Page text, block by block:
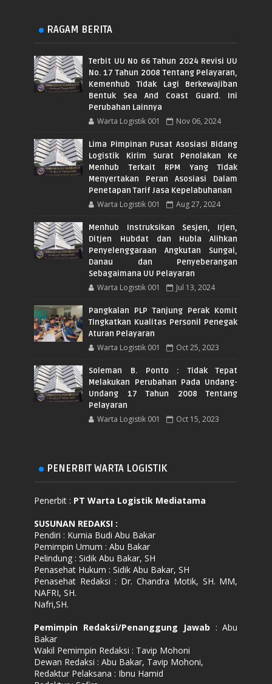
RAGAM BERITA
Terbit UU No 66 Tahun 2024 Revisi UU
No. 17 Tahun 2008 Tentang Pelayaran,
Kemenhub Tidak Lagi Berkewajiban
Bentuk Sea And Coast Guard. Ini
Perubahan Lainnya
Warta Logistik 001 Nov 06, 2024
Lima Pimpinan Pusat Asosiasi Bidang
Logistik Kirim Surat Penolakan Ke
Menhub Terkait RPM Yang Tidak
Menyertakan Peran Asosiasi Dalam
Penetapan Tarif Jasa Kepelabuhanan
Warta Logistik 001 Aug 27, 2024
Menhub Instruksikan Sesjen, Irjen,
Ditjen Hubdat dan Hubla Alihkan
Penyelenggaraan Angkutan Sungai,
Danau dan Penyeberangan
Sebagaimana UU Pelayaran
Warta Logistik 001 Jul 13, 2024
Pangkalan PLP Tanjung Perak Komit
Tingkatkan Kualitas Personil Penegak
Aturan Pelayaran
Warta Logistik 001 Oct 25, 2023
Soleman B. Ponto : Tidak Tepat
Melakukan Perubahan Pada Undang-
Undang 17 Tahun 2008 Tentang
Pelayaran
Warta Logistik 001 Oct 15, 2023
PENERBIT WARTA LOGISTIK
Penerbit : PT Warta Logistik Mediatama
SUSUNAN REDAKSI :
Pendiri : Kurnia Budi Abu Bakar
Pemimpin Umum : Abu Bakar
Pelindung : Sidik Abu Bakar, SH
Penasehat Hukum : Sidik Abu Bakar, SH
Penasehat Redaksi : Dr. Chandra Motik, SH. MM,
NAFRI, SH.
Nafri,SH.
Pemimpin Redaksi/Penanggung Jawab : Abu
Bakar
Wakil Pemimpin Redaksi : Tavip Mohoni
Dewan Redaksi : Abu Bakar, Tavip Mohoni,
Redaktur Pelaksana : Ibnu Hamid